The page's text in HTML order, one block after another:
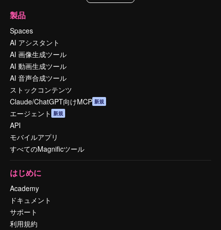
製品
Spaces
AI アシスタント
AI 画像生成ツール
AI 動画生成ツール
AI 音声合成ツール
ストックコンテンツ
Claude/ChatGPT向けMCP 新規
エージェント 新規
API
モバイルアプリ
すべてのMagnificツール
はじめに
Academy
ドキュメント
サポート
利用規約